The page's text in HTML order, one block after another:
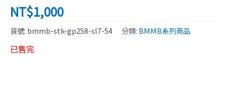
NT$1,000
貨號: bmmb-stk-gp258-sl7-54 分類: BMMB系列商品
已售完